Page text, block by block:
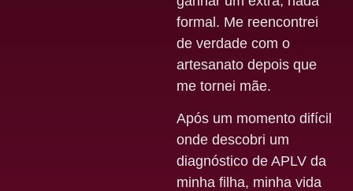
formal. Me reencontrei
de verdade com o
artesanato depois que
me tornei mãe.
Após um momento difícil
onde descobri um
diagnóstico de APLV da
minha filha, minha vida